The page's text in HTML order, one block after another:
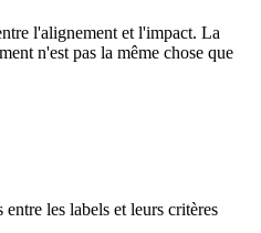
l'alignement et l'impact. La
n'est pas la même chose que
les labels et leurs critères